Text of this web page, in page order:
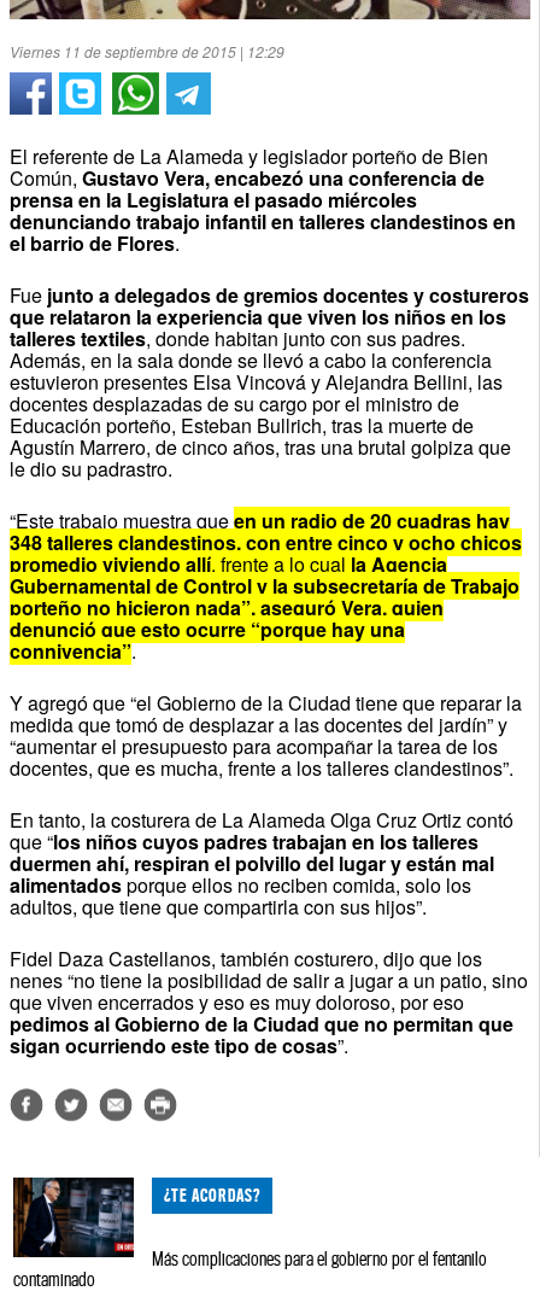
Viernes 11 de septiembre de 2015 | 12:29
El referente de La Alameda y legislador porteño de Bien
Común, Gustavo Vera, encabezó una conferencia de
prensa en la Legislatura el pasado miércoles
denunciando trabajo infantil en talleres clandestinos en
el barrio de Flores.
Fue junto a delegados de gremios docentes y costureros
que relataron la experiencia que viven los niños en los
talleres textiles, donde habitan junto con sus padres.
Además, en la sala donde se llevó a cabo la conferencia
estuvieron presentes Elsa Vincová y Alejandra Bellini, las
docentes desplazadas de su cargo por el ministro de
Educación porteño, Esteban Bullrich, tras la muerte de
Agustín Marrero, de cinco años, tras una brutal golpiza que
le dio su padrastro.
“Este trabajo muestra queen un radio de 20 cuadras hay
348 talleres clandestinos, con entre cinco y ocho chicos
promedio viviendo allí, frente a lo cual la Agencia
Gubernamental de Control y la subsecretaría de Trabajo
porteño no hicieron nada”, aseguró Vera, quien
denunció que esto ocurre “porque hay una
connivencia”.
Y agregó que “el Gobierno de la Ciudad tiene que reparar la
medida que tomó de desplazar a las docentes del jardín” y
“aumentar el presupuesto para acompañar la tarea de los
docentes, que es mucha, frente a los talleres clandestinos”.
En tanto, la costurera de La Alameda Olga Cruz Ortiz contó
que “los niños cuyos padres trabajan en los talleres
duermen ahí, respiran el polvillo del lugar y están mal
alimentadosporque ellos no reciben comida, solo los
adultos, que tiene que compartirla con sus hijos”.
Fidel Daza Castellanos, también costurero, dijo que los
nenes “no tiene la posibilidad de salir a jugar a un patio, sino
que viven encerrados y eso es muy doloroso, por eso
pedimos al Gobierno de la Ciudad que no permitan que
sigan ocurriendo este tipo de cosas”.
¿TE ACORDAS?
Más complicaciones para el gobierno por el fentanilo
contaminado